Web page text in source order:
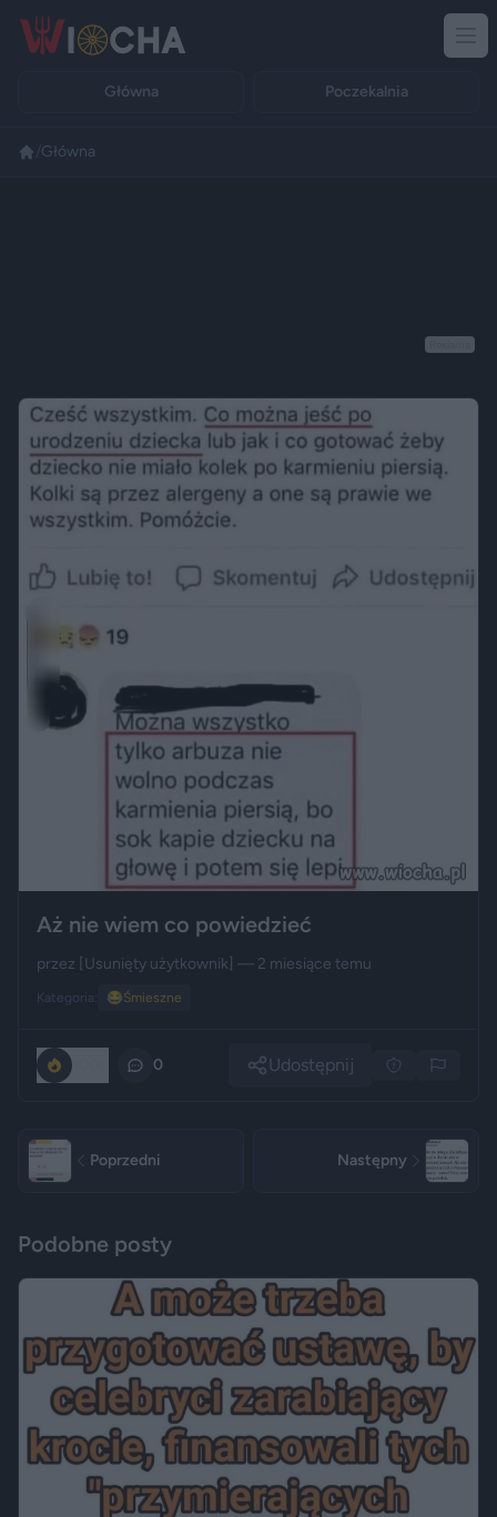
Główna Poczekalnia
Główna
Aż nie wiem co powiedzieć
przez [Usunięty użytkownik] — 2 miesiące temu
Kategoria: 😂Śmieszne
0 Udostępnij
Poprzedni Następny
Podobne posty